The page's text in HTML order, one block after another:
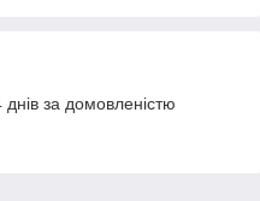
за домовленістю